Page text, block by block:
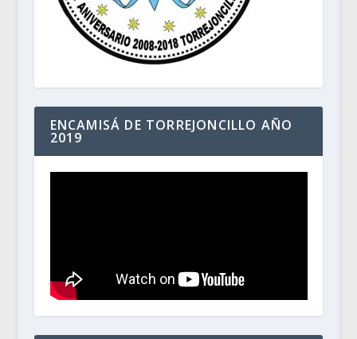
ENCAMISÁ DE TORREJONCILLO AÑO
2019